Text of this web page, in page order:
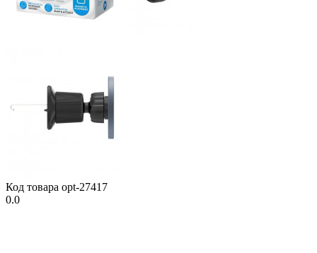
Код товара opt-27417
0.0